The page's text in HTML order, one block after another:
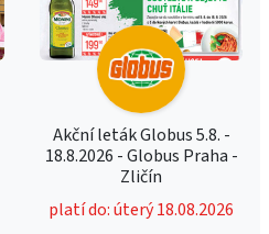
Akční leták Globus 5.8. -
18.8.2026 - Globus Praha -
Zličín
platí do: úterý 18.08.2026